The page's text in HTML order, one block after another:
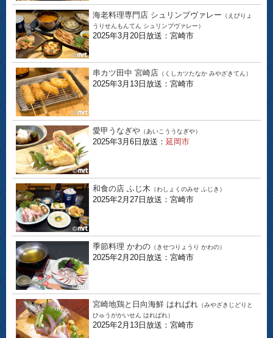
海老料理専門店 シュリンプヴァレー （えびりょ
うりせんもんてん シュリンプヴァレー）
2025年3月20日放送：宮崎市
串カツ田中 宮崎店 （くしカツたなか みやざきてん）
2025年3月13日放送：宮崎市
愛甲うなぎや （あいこううなぎや）
2025年3月6日放送： 延岡市
和食の店 ふじ木 （わしょくのみせ ふじき）
2025年2月27日放送：宮崎市
季節料理 かわの （きせつりょうり かわの）
2025年2月20日放送：宮崎市
宮崎地鶏と日向海鮮 はればれ （みやざきじどりと
ひゅうがかいせん はればれ）
2025年2月13日放送：宮崎市